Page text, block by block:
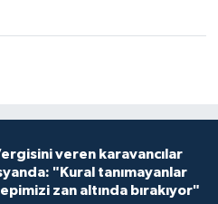
veren karavancılar
"Kural tanımayanlar
zan altında bırakıyor"